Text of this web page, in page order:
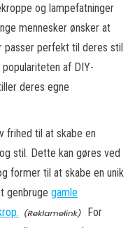
og lampefatninger
mennesker ønsker at
passer perfekt til deres stil
af ​​DIY-
deres egne
frihed til at skabe en
stil. Dette kan gøres ved
former til at skabe en unik
genbruge gamle
For